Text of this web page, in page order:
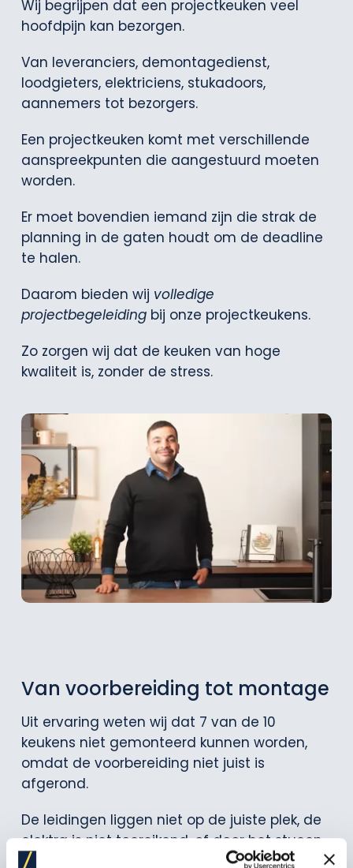
Wij begrijpen dat een projectkeuken veel
hoofdpijn kan bezorgen.
Van leveranciers, demontagedienst,
loodgieters, elektriciens, stukadoors,
aannemers tot bezorgers.
Een projectkeuken komt met verschillende
aanspreekpunten die aangestuurd moeten
worden.
Er moet bovendien iemand zijn die strak de
planning in de gaten houdt om de deadline
te halen.
Daarom bieden wij volledige
projectbegeleiding bij onze projectkeukens.
Zo zorgen wij dat de keuken van hoge
kwaliteit is, zonder de stress.
Van voorbereiding tot montage
Uit ervaring weten wij dat 7 van de 10
keukens niet gemonteerd kunnen worden,
omdat de voorbereiding niet juist is
afgerond.
De leidingen liggen niet op de juiste plek, de
elektra is niet toereikend, of door het stucen
van de muren past de keuken niet meer.